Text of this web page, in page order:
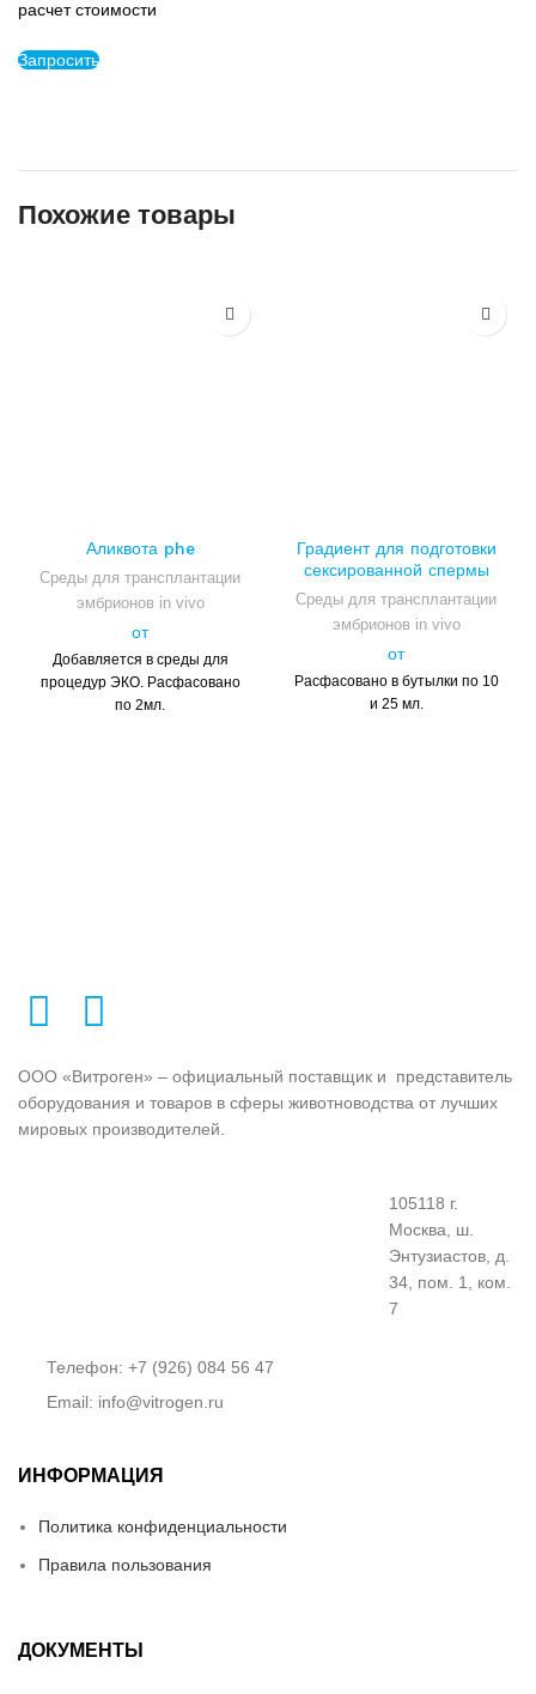
расчет стоимости
Запросить
Похожие товары
Аликвота phe
Среды для трансплантации
эмбрионов in vivo
от
Добавляется в среды для
процедур ЭКО. Расфасовано
по 2мл.
Градиент для подготовки
сексированной спермы
Среды для трансплантации
эмбрионов in vivo
от
Расфасовано в бутылки по 10
и 25 мл.
ООО «Витроген» – официальный поставщик и представитель
оборудования и товаров в сферы животноводства от лучших
мировых производителей.
105118 г.
Москва, ш.
Энтузиастов, д.
34, пом. 1, ком.
7
Телефон: +7 (926) 084 56 47
Email: info@vitrogen.ru
ИНФОРМАЦИЯ
Политика конфиденциальности
Правила пользования
ДОКУМЕНТЫ